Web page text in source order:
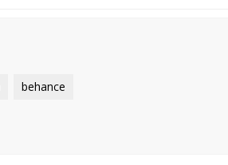
behance